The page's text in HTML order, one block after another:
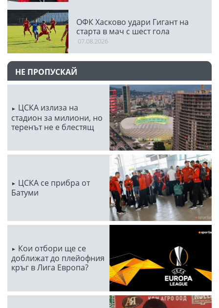
ОФК Хасково удари Гигант на
старта в мач с шест гола
07.08.2026
НЕ ПРОПУСКАЙ
ЦСКА излиза на
стадион за милиони, но
теренът не е блестящ
ЦСКА се прибра от
Батуми
Кои отбори ще се
доближат до плейофния
кръг в Лига Европа?